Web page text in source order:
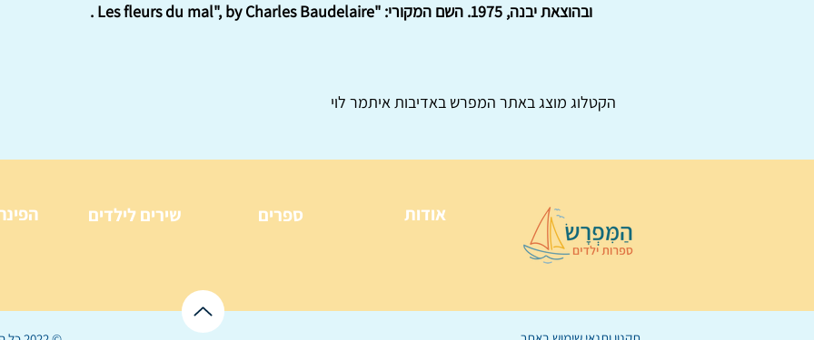
ובהוצאת יבנה, 1975. השם המקורי: "Les fleurs du mal", by Charles Baudelaire .
הקטלוג מוצג באתר המפרש באדיבות איתמר לוי
שירים לילדים ספרים אודות